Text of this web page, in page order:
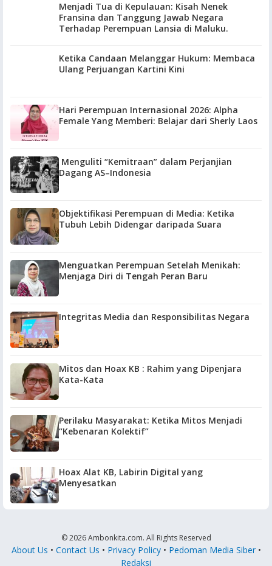
Menjadi Tua di Kepulauan: Kisah Nenek
Fransina dan Tanggung Jawab Negara
Terhadap Perempuan Lansia di Maluku.
Ketika Candaan Melanggar Hukum: Membaca
Ulang Perjuangan Kartini Kini
Hari Perempuan Internasional 2026: Alpha
Female Yang Memberi: Belajar dari Sherly Laos
Menguliti “Kemitraan” dalam Perjanjian
Dagang AS–Indonesia
Objektifikasi Perempuan di Media: Ketika
Tubuh Lebih Didengar daripada Suara
Menguatkan Perempuan Setelah Menikah:
Menjaga Diri di Tengah Peran Baru
Integritas Media dan Responsibilitas Negara
Mitos dan Hoax KB : Rahim yang Dipenjara
Kata-Kata
Perilaku Masyarakat: Ketika Mitos Menjadi
“Kebenaran Kolektif”
Hoax Alat KB, Labirin Digital yang
Menyesatkan
© 2026 Ambonkita.com. All Rights Reserved
About Us • Contact Us • Privacy Policy• Pedoman Media Siber•
Redaksi